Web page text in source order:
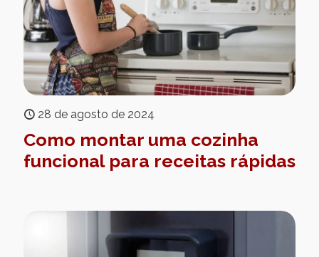
28 de agosto de 2024
Como montar uma cozinha
funcional para receitas rápidas